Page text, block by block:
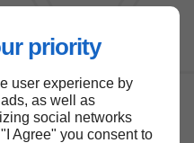
priority
user experience by
as well as
social networks
Agree" you consent to